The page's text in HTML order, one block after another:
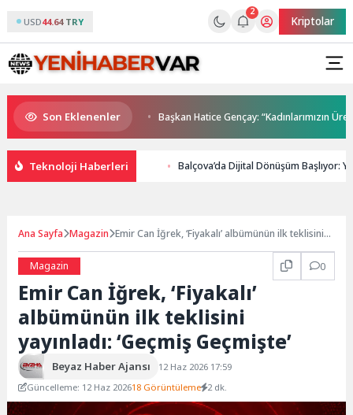
USD44.64 TRY
2
Kriptolar
Son Eklenenler
Yarışması Başkan Hatice Gençay: “Kadınlarımızın Üretim
Teknoloji Haberleri Balçova’da Dijital Dönüşüm Başlıyor:
Ana Sayfa Magazin Emir Can İğrek, ‘Fiyakalı’ albümünün ilk teklisini
Magazin
0
Emir Can İğrek, ‘Fiyakalı’
albümünün ilk teklisini
yayınladı: ‘Geçmiş Geçmişte’
Beyaz Haber Ajansı
12 Haz 2026 17:59
Güncelleme: 12 Haz 202618 Görüntüleme 2 dk.